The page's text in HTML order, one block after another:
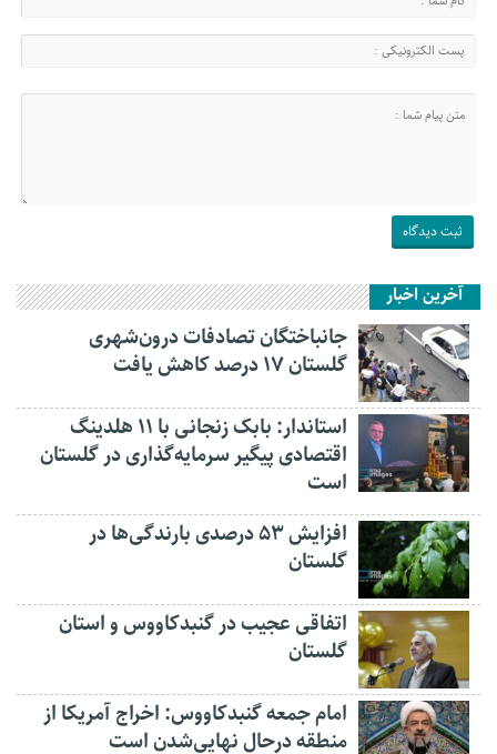
آخرین اخبار
جانباختگان تصادفات درون‌شهری
گلستان ۱۷ درصد کاهش یافت
استاندار: بابک زنجانی با ۱۱ هلدینگ
اقتصادی پیگیر سرمایه‌گذاری در گلستان
است
افزایش ۵۳ درصدی بارندگی‌ها در
گلستان
اتفاقی عجیب در‌ گنبدکاووس و استان
گلستان
امام جمعه گنبدکاووس: اخراج آمریکا از
منطقه درحال نهایی‌شدن است